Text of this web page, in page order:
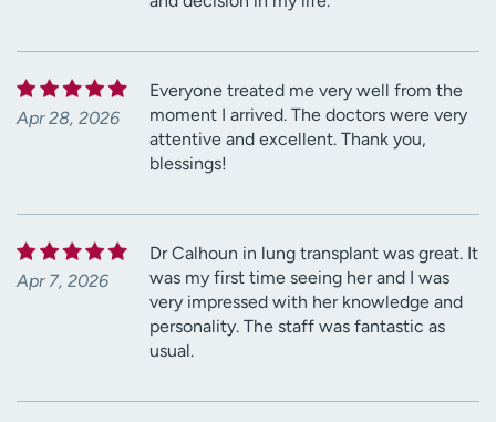
Apr 28, 2026
Everyone treated me very well from the
moment I arrived. The doctors were very
attentive and excellent. Thank you,
blessings!
Apr 7, 2026
Dr Calhoun in lung transplant was great. It
was my first time seeing her and I was
very impressed with her knowledge and
personality. The staff was fantastic as
usual.